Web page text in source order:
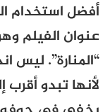
أفضل استخدام
“المنارة”. ليس
لأنها تبدو